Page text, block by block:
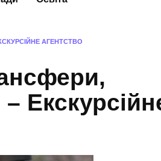
АГЕНТСТВО